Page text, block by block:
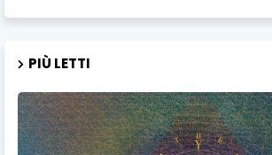
PIÙ LETTI